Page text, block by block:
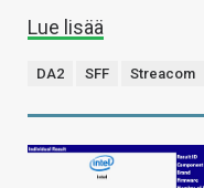
Lue lisää
DA2 SFF Streacom